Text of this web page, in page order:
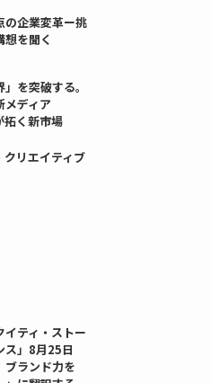
の企業変革ー挑
を聞く
」を突破する。
メディア
拓く新市場
クリエイティブ
イティ・ストー
ス」8月25日
ブランド力を